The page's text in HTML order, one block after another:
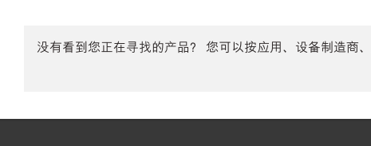
没有看到您正在寻找的产品？ 您可以按应用、设备制造商